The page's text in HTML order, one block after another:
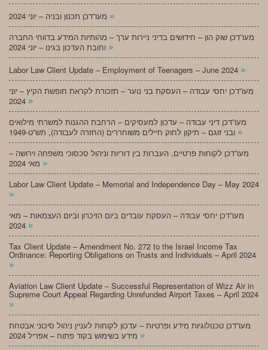
»
מעו”דכן שוק הון – חידושים בדיני ניירות ערך – מהותיות המידע בדווחי החברה
»
Labor Law Client Update – Employment of Teenagers – June 2024 »
מעו”דכן יחסי עבודה – העסקת בני נוער – תזכורת לקראת חופשת הקיץ – יוני
»
מעו”דכן דיני עבודה – עדכון למעסיקים – הרחבת ההגנות למשרתי מילואים
»
מעו”דכן לקוחות פרטיים, העברות בין דוריות וניהול סכסוכי משפחה וירושה –
»
Labor Law Client Update – Memorial and Independence Day – May 2024
»
מעו”דכן יחסי עבודה – העסקת עובדים ביום הזיכרון וביום העצמאות – מאי
»
Tax Client Update – Amendment No. 272 to the Israel Income Tax
Ordinance: Reporting Obligations on Trusts and Individuals – April 2024
»
Aviation Law Client Update – Successful Representation of Wizz Air in
Supreme Court Appeal Regarding Unrefunded Airport Taxes – April 2024
»
מעו”דכן טכנולוגיות מידע ופרטיות – עדכון לקוחות לעניין ניהול סיכוני אבטחת
»